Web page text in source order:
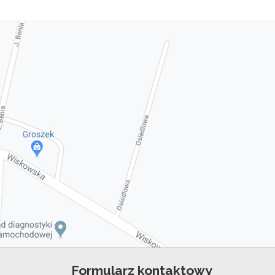
Formularz kontaktowy